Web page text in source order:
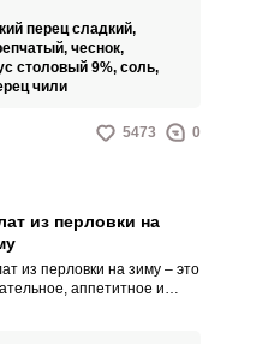
которую можно
в любое время,
просто открыть
Такую заготовку можно
как
компонента для более
с толстым дном для
она лучше
тепло и
риск пригорания
берите для
перец сладкий,
чеснок,
столовый 9%, соль,
чили
5473 0
из перловки на
из перловки на зиму – это
аппетитное и